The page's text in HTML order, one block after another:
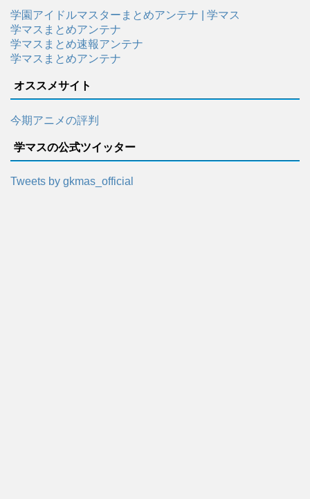
学園アイドルマスターまとめアンテナ | 学マス
学マスまとめアンテナ
学マスまとめ速報アンテナ
学マスまとめアンテナ
オススメサイト
今期アニメの評判
学マスの公式ツイッター
Tweets by gkmas_official